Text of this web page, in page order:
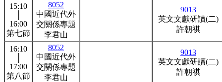
15:10
16:00
第七節
8052
中國近代外
交關係專題
李君山
9013
英文文獻研讀(二)
許朝祺
16:10
17:00
第八節
8052
中國近代外
交關係專題
李君山
9013
英文文獻研讀(二)
許朝祺